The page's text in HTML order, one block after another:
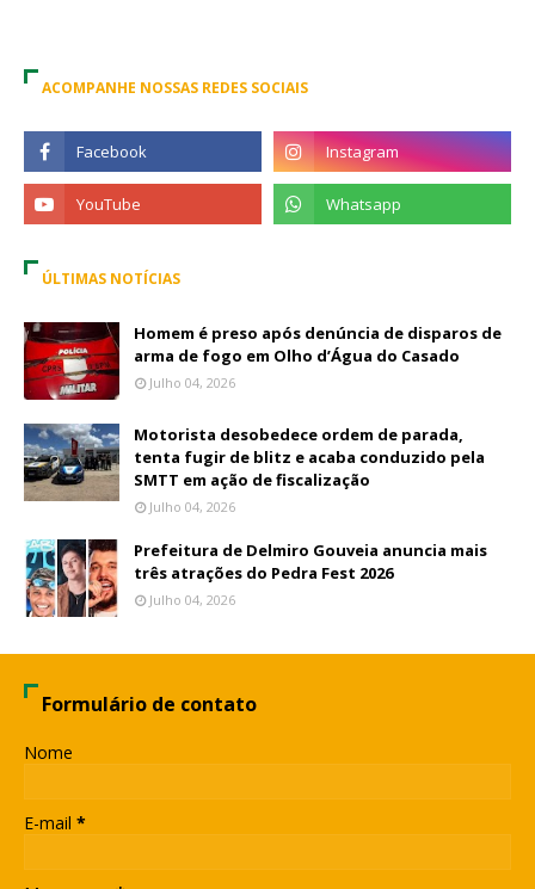
ACOMPANHE NOSSAS REDES SOCIAIS
ÚLTIMAS NOTÍCIAS
Homem é preso após denúncia de disparos de
arma de fogo em Olho d’Água do Casado
Julho 04, 2026
Motorista desobedece ordem de parada,
tenta fugir de blitz e acaba conduzido pela
SMTT em ação de fiscalização
Julho 04, 2026
Prefeitura de Delmiro Gouveia anuncia mais
três atrações do Pedra Fest 2026
Julho 04, 2026
Formulário de contato
Nome
E-mail *